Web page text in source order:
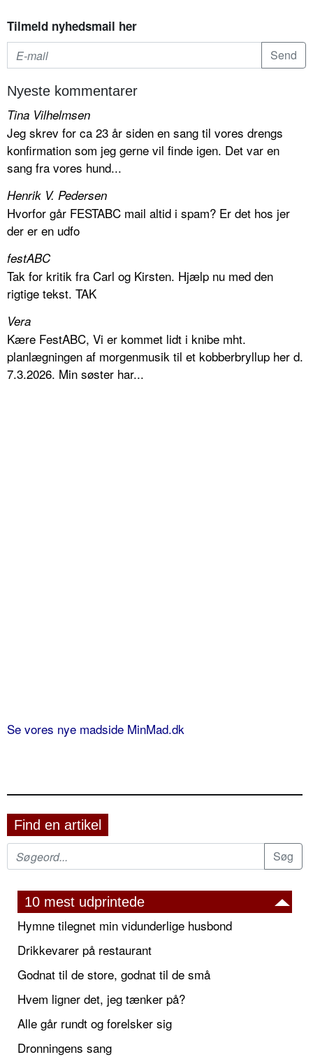
Tilmeld nyhedsmail her
Nyeste kommentarer
Tina Vilhelmsen
Jeg skrev for ca 23 år siden en sang til vores drengs
konfirmation som jeg gerne vil finde igen. Det var en
sang fra vores hund...
Henrik V. Pedersen
Hvorfor går FESTABC mail altid i spam? Er det hos jer
der er en udfo
festABC
Tak for kritik fra Carl og Kirsten. Hjælp nu med den
rigtige tekst. TAK
Vera
Kære FestABC, Vi er kommet lidt i knibe mht.
planlægningen af morgenmusik til et kobberbryllup her d.
7.3.2026. Min søster har...
Se vores nye madside MinMad.dk
Find en artikel
10 mest udprintede
Hymne tilegnet min vidunderlige husbond
Drikkevarer på restaurant
Godnat til de store, godnat til de små
Hvem ligner det, jeg tænker på?
Alle går rundt og forelsker sig
Dronningens sang